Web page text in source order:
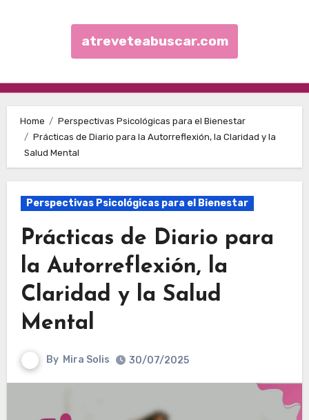
atreveteabuscar.com
Home
Perspectivas Psicológicas para el Bienestar
Prácticas de Diario para la Autorreflexión, la Claridad y la
Salud Mental
Perspectivas Psicológicas para el Bienestar
Prácticas de Diario para
la Autorreflexión, la
Claridad y la Salud
Mental
By Mira Solis 30/07/2025